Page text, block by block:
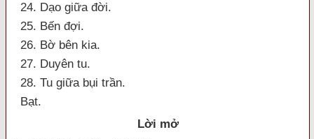
24. Dạo giữa đời.
25. Bến đợi.
26. Bờ bên kia.
27. Duyên tu.
28. Tu giữa bụi trần.
Bạt.
Lời mở